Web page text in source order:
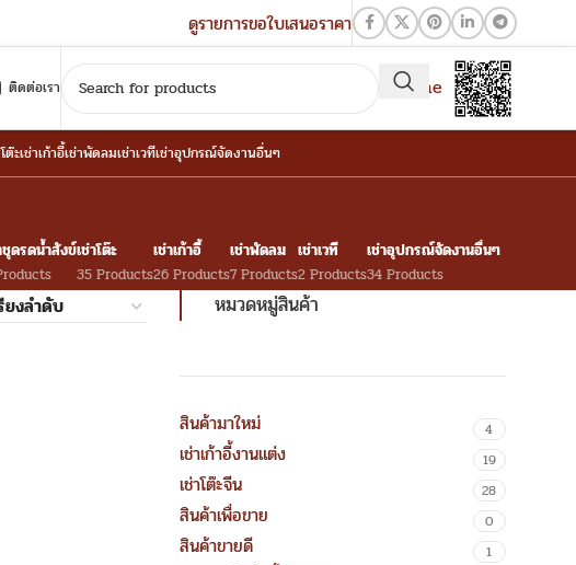
ดูรายการขอใบเสนอราคา
ติดต่อเรา QR-Line
ต๊ะเช่าเก้าอี้เช่าพัดลมเช่าเวทีเช่าอุปกรณ์จัดงานอื่นๆ
ชุดรดน้ำสังข์เช่าโต๊ะ
35 Products
เช่าเก้าอี้
26 Products
เช่าพัดลม
7 Products
เช่าเวที
2 Products
เช่าอุปกรณ์จัดงานอื่นๆ
34 Products
หมวดหมู่สินค้า
สินค้ามาใหม่ 4
เช่าเก้าอี้งานแต่ง 19
เช่าโต๊ะจีน 28
สินค้าเพื่อขาย 0
สินค้าขายดี 1